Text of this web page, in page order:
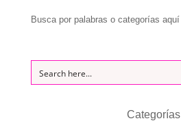
Busca por palabras o categorías aquí
Categorías